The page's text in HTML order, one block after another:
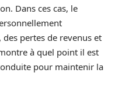
Dans ces cas, le
pertes de revenus et
à quel point il est
pour maintenir la